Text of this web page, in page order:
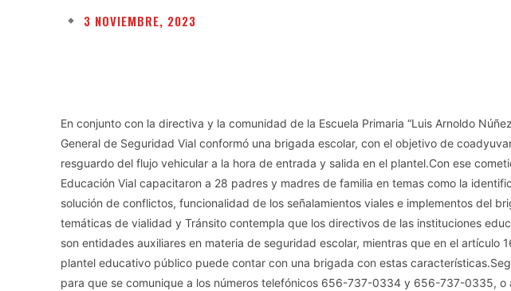
3 NOVIEMBRE, 2023
En conjunto con la directiva y la comunidad de la Escuela Primaria “Luis Arnoldo
General de Seguridad Vial conformó una brigada escolar, con el objetivo de
resguardo del flujo vehicular a la hora de entrada y salida en el plantel.Con ese
Educación Vial capacitaron a 28 padres y madres de familia en temas como la
solución de conflictos, funcionalidad de los señalamientos viales e implementos del
temáticas de vialidad y Tránsito contempla que los directivos de las instituciones
son entidades auxiliares en materia de seguridad escolar, mientras que en el artículo
plantel educativo público puede contar con una brigada con estas
para que se comunique a los números telefónicos 656-737-0334 y 656-737-0335, o